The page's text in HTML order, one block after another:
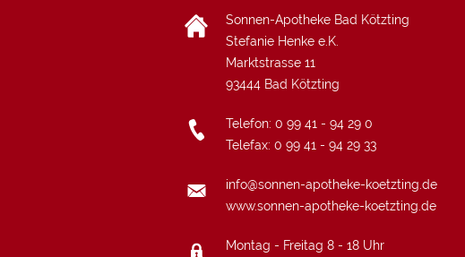
Sonnen-Apotheke Bad Kötzting
Stefanie Henke e.K.
Marktstrasse 11
93444 Bad Kötzting
Telefon: 0 99 41 - 94 29 0
Telefax: 0 99 41 - 94 29 33
info@sonnen-apotheke-koetzting.de
www.sonnen-apotheke-koetzting.de
Montag - Freitag 8 - 18 Uhr